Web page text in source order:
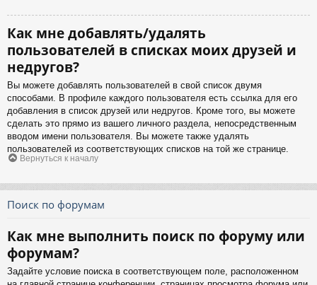
Как мне добавлять/удалять
пользователей в списках моих друзей и
недругов?
Вы можете добавлять пользователей в свой список двумя
способами. В профиле каждого пользователя есть ссылка для его
добавления в список друзей или недругов. Кроме того, вы можете
сделать это прямо из вашего личного раздела, непосредственным
вводом имени пользователя. Вы можете также удалять
пользователей из соответствующих списков на той же странице.
Вернуться к началу
Поиск по форумам
Как мне выполнить поиск по форуму или
форумам?
Задайте условие поиска в соответствующем поле, расположенном